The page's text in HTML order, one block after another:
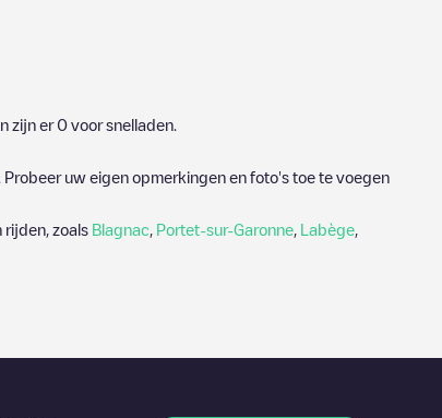
zijn er 0 voor snelladen.
uw eigen opmerkingen en foto's toe te voegen
rijden, zoals Blagnac Portet-sur-Garonne Labège